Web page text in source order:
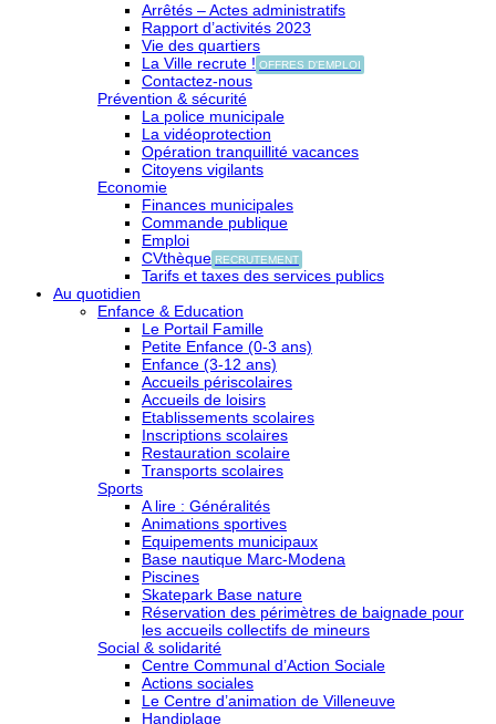
Arrêtés – Actes administratifs
Rapport d’activités 2023
Vie des quartiers
La Ville recrute ! OFFRES D'EMPLOI
Contactez-nous
Prévention & sécurité
La police municipale
La vidéoprotection
Opération tranquillité vacances
Citoyens vigilants
Economie
Finances municipales
Commande publique
Emploi
CVthèque RECRUTEMENT
Tarifs et taxes des services publics
Au quotidien
Enfance & Education
Le Portail Famille
Petite Enfance (0-3 ans)
Enfance (3-12 ans)
Accueils périscolaires
Accueils de loisirs
Etablissements scolaires
Inscriptions scolaires
Restauration scolaire
Transports scolaires
Sports
A lire : Généralités
Animations sportives
Equipements municipaux
Base nautique Marc-Modena
Piscines
Skatepark Base nature
Réservation des périmètres de baignade pour
les accueils collectifs de mineurs
Social & solidarité
Centre Communal d’Action Sociale
Actions sociales
Le Centre d’animation de Villeneuve
Handiplage